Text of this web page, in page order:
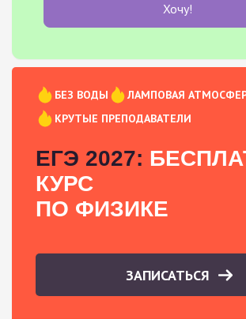
Хочу!
БЕЗ ВОДЫ
ЛАМПОВАЯ
КРУТЫЕ ПРЕПОДАВАТЕЛИ
ЕГЭ 2027:
КУРС
ПО ФИЗИКЕ
ЗАПИСАТЬСЯ